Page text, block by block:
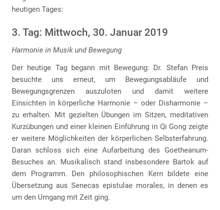
heutigen Tages:
3. Tag: Mittwoch, 30. Januar 2019
Harmonie in Musik und Bewegung
Der heutige Tag begann mit Bewegung: Dr. Stefan Preis
besuchte uns erneut, um Bewegungsabläufe und
Bewegungsgrenzen auszuloten und damit weitere
Einsichten in körperliche Harmonie – oder Disharmonie –
zu erhalten. Mit gezielten Übungen im Sitzen, meditativen
Kurzübungen und einer kleinen Einführung in Qi Gong zeigte
er weitere Möglichkeiten der körperlichen Selbsterfahrung.
Daran schloss sich eine Aufarbeitung des Goetheanum-
Besuches an. Musikalisch stand insbesondere Bartok auf
dem Programm. Den philosophischen Kern bildete eine
Übersetzung aus Senecas epistulae morales, in denen es
um den Umgang mit Zeit ging.